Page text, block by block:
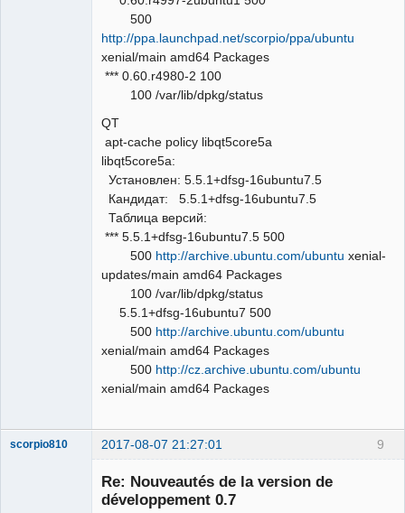
500
http://ppa.launchpad.net/scorpio/ppa/ubuntu
xenial/main amd64 Packages
*** 0.60.r4980-2 100
100 /var/lib/dpkg/status
QT
apt-cache policy libqt5core5a
libqt5core5a:
Установлен: 5.5.1+dfsg-16ubuntu7.5
Кандидат: 5.5.1+dfsg-16ubuntu7.5
Таблица версий:
*** 5.5.1+dfsg-16ubuntu7.5 500
500 http://archive.ubuntu.com/ubuntu xenial-
updates/main amd64 Packages
100 /var/lib/dpkg/status
5.5.1+dfsg-16ubuntu7 500
500 http://archive.ubuntu.com/ubuntu
xenial/main amd64 Packages
500 http://cz.archive.ubuntu.com/ubuntu
xenial/main amd64 Packages
9
scorpio810 2017-08-07 21:27:01
Re: Nouveautés de la version de
développement 0.7